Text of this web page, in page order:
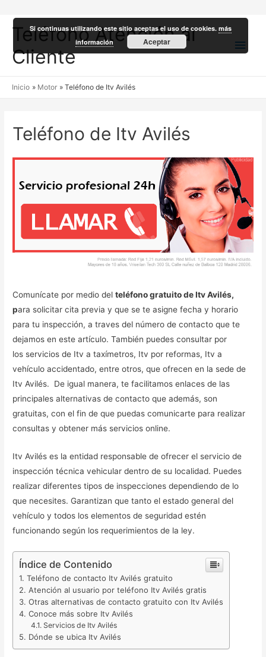
Teléfono Atención al
Cliente
Inicio Motor Teléfono de Itv Avilés
Teléfono de Itv Avilés
Comunícate por medio delteléfono gratuito de Itv Avilés,
para solicitar cita previa y que se te asigne fecha y horario
para tu inspección, a traves del número de contacto que te
dejamos en este artículo. También puedes consultar por
los servicios de Itv a taxímetros, Itv por reformas, Itv a
vehículo accidentado, entre otros, que ofrecen en la sede de
Itv Avilés. De igual manera, te facilitamos enlaces de las
principales alternativas de contacto que además, son
gratuitas, con el fin de que puedas comunicarte para realizar
consultas y obtener más servicios online.
Itv Avilés es la entidad responsable de ofrecer el servicio de
inspección técnica vehicular dentro de su localidad. Puedes
realizar diferentes tipos de inspecciones dependiendo de lo
que necesites. Garantizan que tanto el estado general del
vehículo y todos los elementos de seguridad estén
funcionando según los requerimientos de la ley.
Índice de Contenido
Teléfono de contacto Itv Avilés gratuito
Atención al usuario por teléfono Itv Avilés gratis
Otras alternativas de contacto gratuito con Itv Avilés
Conoce más sobre Itv Avilés
Servicios de Itv Avilés
Dónde se ubica Itv Avilés
Si continuas utilizando este sitio aceptas el uso de cookies.más
información
Aceptar